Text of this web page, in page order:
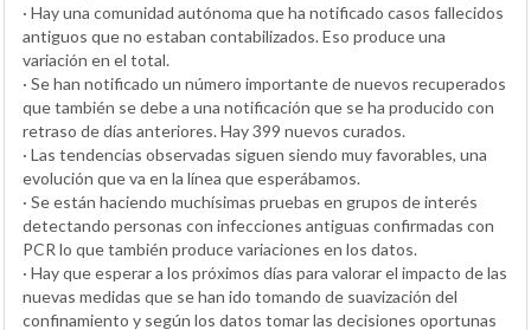
· Hay una comunidad autónoma que ha notificado casos fallecidos
antiguos que no estaban contabilizados. Eso produce una
variación en el total.
· Se han notificado un número importante de nuevos recuperados
que también se debe a una notificación que se ha producido con
retraso de días anteriores. Hay 399 nuevos curados.
· Las tendencias observadas siguen siendo muy favorables, una
evolución que va en la línea que esperábamos.
· Se están haciendo muchísimas pruebas en grupos de interés
detectando personas con infecciones antiguas confirmadas con
PCR lo que también produce variaciones en los datos.
· Hay que esperar a los próximos días para valorar el impacto de las
nuevas medidas que se han ido tomando de suavización del
confinamiento y según los datos tomar las decisiones oportunas